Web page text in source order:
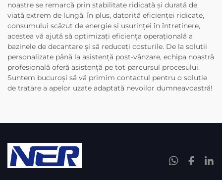
noastre se remarcă prin stabilitate ridicată și durată de
viață extrem de lungă. În plus, datorită eficienței ridicate,
consumului scăzut de energie și ușurinței în întreținere,
acestea vă ajută să optimizați eficiența operațională a
bazinele de decantare și să reduceți costurile. De la soluții
personalizate până la asistență post-vânzare, echipa noastră
profesională oferă asistență pe tot parcursul procesului.
Suntem bucuroși să vă primim contactul pentru o soluție
de tratare a apelor uzate adaptată nevoilor dumneavoastră!